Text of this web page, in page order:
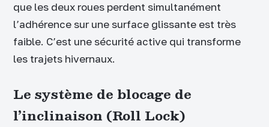
que les deux roues perdent simultanément
l’adhérence sur une surface glissante est très
faible. C’est une sécurité active qui transforme
les trajets hivernaux.
Le système de blocage de
l’inclinaison (Roll Lock)